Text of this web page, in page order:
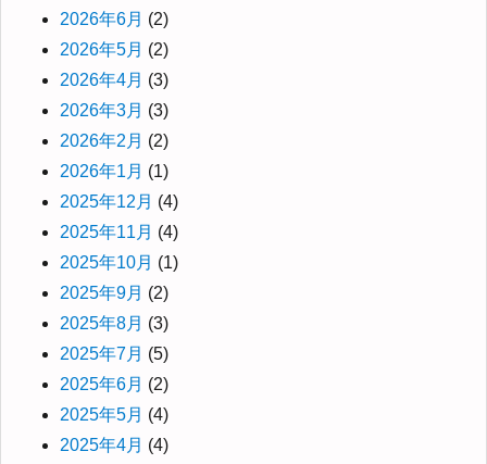
2026年6月 (2)
2026年5月 (2)
2026年4月 (3)
2026年3月 (3)
2026年2月 (2)
2026年1月 (1)
2025年12月 (4)
2025年11月 (4)
2025年10月 (1)
2025年9月 (2)
2025年8月 (3)
2025年7月 (5)
2025年6月 (2)
2025年5月 (4)
2025年4月 (4)